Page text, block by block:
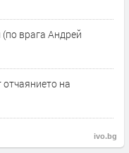
врага Андрей
на
ivo.bg